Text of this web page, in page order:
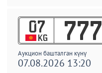
07
KG 777
Аукцион башталган күнү
07.08.2026 13:20